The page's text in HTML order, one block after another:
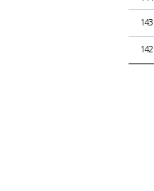
143
142